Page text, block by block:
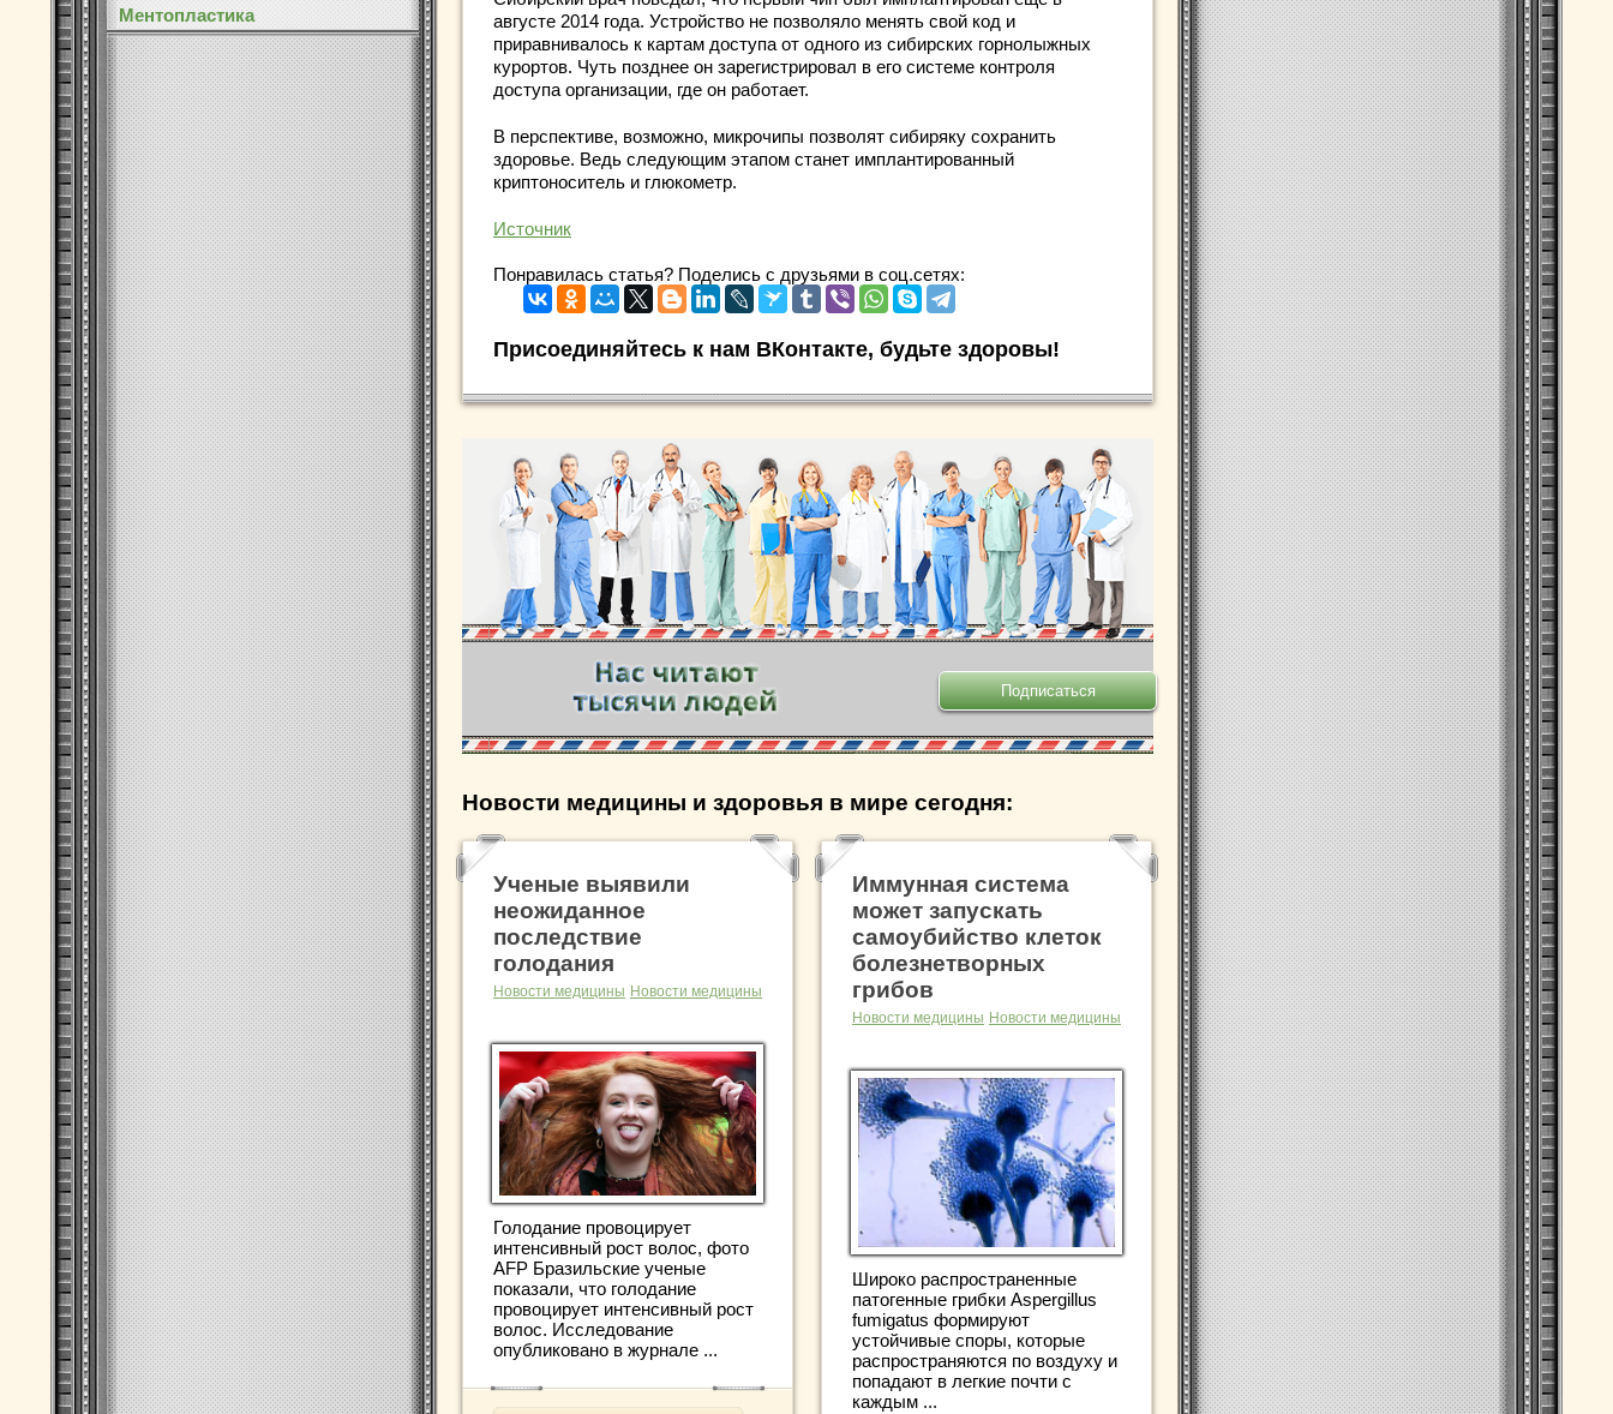
Ментопластика
августе 2014 года. Устройство не позволяло менять свой код и
приравнивалось к картам доступа от одного из сибирских горнолыжных
курортов. Чуть позднее он зарегистрировал в его системе контроля
доступа организации, где он работает.
В перспективе, возможно, микрочипы позволят сибиряку сохранить
здоровье. Ведь следующим этапом станет имплантированный
криптоноситель и глюкометр.
Источник
Понравилась статья? Поделись с друзьями в соц.сетях:
Присоединяйтесь к нам ВКонтакте, будьте здоровы!
.
Новости медицины и здоровья в мире сегодня:
Ученые выявили
неожиданное
последствие
голодания
Новости медицины Новости медицины
Голодание провоцирует
интенсивный рост волос, фото
AFP Бразильские ученые
показали, что голодание
провоцирует интенсивный рост
волос. Исследование
опубликовано в журнале ...
Иммунная система
может запускать
самоубийство клеток
болезнетворных
грибов
Новости медицины Новости медицины
Широко распространенные
патогенные грибки Aspergillus
fumigatus формируют
устойчивые споры, которые
распространяются по воздуху и
попадают в легкие почти с
каждым ...